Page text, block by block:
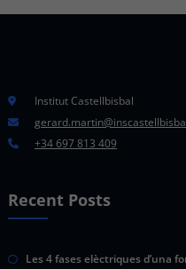
Institut Castellbisbal
+34 697 813 409
Recent Posts
Les 4 fases elèctriques d’una